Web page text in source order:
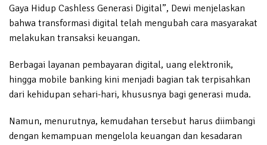
Gaya Hidup Cashless Generasi Digital”, Dewi menjelaskan
bahwa transformasi digital telah mengubah cara masyarakat
melakukan transaksi keuangan.
Berbagai layanan pembayaran digital, uang elektronik,
hingga mobile banking kini menjadi bagian tak terpisahkan
dari kehidupan sehari-hari, khususnya bagi generasi muda.
Namun, menurutnya, kemudahan tersebut harus diimbangi
dengan kemampuan mengelola keuangan dan kesadaran